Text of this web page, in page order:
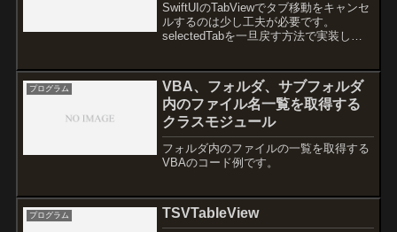
SwiftUIのTabViewでタブ移動をキャンセ
ルするのは少し工夫が必要です。
selectedTabを一旦戻す方法で実装しま
TabViewはタブ...
プログラム
VBA、フォルダ、サブフォルダ
内のファイル名一覧を取得する
クラスモジュール
フォルダ内のファイルの一覧を取得する
VBAのコード例です。
プログラム TSVTableView